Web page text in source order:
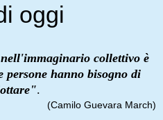
oggi
collettivo è
persone hanno bisogno di
.
(Camilo Guevara March)